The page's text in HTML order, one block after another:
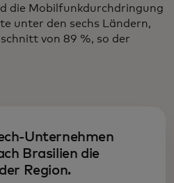
die Mobilfunkdurchdringung
unter den sechs Ländern,
von 89 %, so der
Unternehmen
Brasilien die
Region.